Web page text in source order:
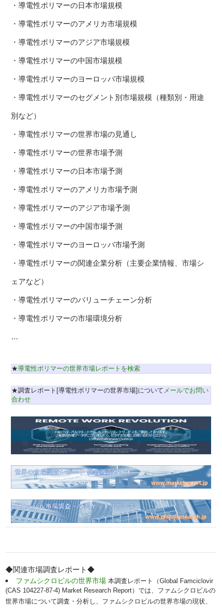
・導電性ポリマーの日本市場規模
・導電性ポリマーのアメリカ市場規模
・導電性ポリマーのアジア市場規模
・導電性ポリマーの中国市場規模
・導電性ポリマーのヨーロッパ市場規模
・導電性ポリマーのセグメント別市場規模（種類別・用途
別など）
・導電性ポリマーの世界市場の見通し
・導電性ポリマーの世界市場予測
・導電性ポリマーの日本市場予測
・導電性ポリマーのアメリカ市場予測
・導電性ポリマーのアジア市場予測
・導電性ポリマーの中国市場予測
・導電性ポリマーのヨーロッパ市場予測
・導電性ポリマーの関連企業分析（主要企業情報、市場シ
ェアなど）
・導電性ポリマーのバリューチェーン分析
・導電性ポリマーの市場環境分析
…
★導電性ポリマーの世界市場レポートを検索
★調査レポート[導電性ポリマーの世界市場]について メールでお問い
合わせ
◆関連市場調査レポート◆
ファムシクロビルの世界市場本調査レポート（Global Famciclovir
(CAS 104227-87-4) Market Research Report）では、ファムシクロビルの
世界市場について調査・分析し、ファムシクロビルの世界市場の現状、